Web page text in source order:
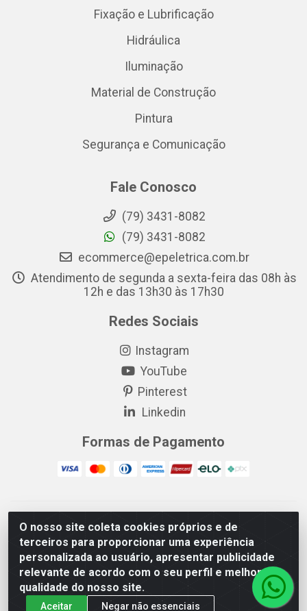
O nosso site coleta cookies próprios e de
terceiros para proporcionar uma experiência
personalizada ao usuário, apresentar publicidade
relevante de acordo com o seu perfil e melhorar a
qualidade do nosso site.
Aceitar Negar não essenciais
Fixação e Lubrificação
Hidráulica
Iluminação
Material de Construção
Pintura
Segurança e Comunicação
Fale Conosco
(79) 3431-8082
(79) 3431-8082
ecommerce@epeletrica.com.br
Atendimento de segunda a sexta-feira das 08h às
12h e das 13h30 às 17h30
Redes Sociais
Instagram
YouTube
Pinterest
Linkedin
Formas de Pagamento
EP Elétrica LTDA - 18.621.731/0005-43 - Itabaiana/SE - CEP:
49511-899
EP Elétrica LTDA - 48.594.570/0001-83 - Itabaiana/SE - CEP:
49511-899